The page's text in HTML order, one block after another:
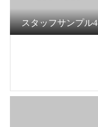
スタッフサンプル4